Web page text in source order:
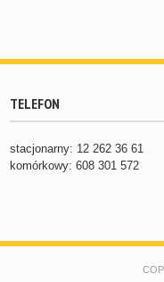
TELEFON
stacjonarny: 12 262 36 61
komórkowy: 608 301 572